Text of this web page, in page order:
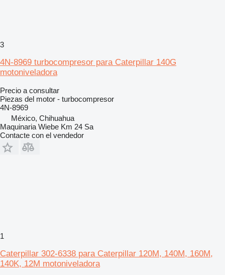
3
4N-8969 turbocompresor para Caterpillar 140G
motoniveladora
Precio a consultar
Piezas del motor - turbocompresor
4N-8969
México, Chihuahua
Maquinaria Wiebe Km 24 Sa
Contacte con el vendedor
1
Caterpillar 302-6338 para Caterpillar 120M, 140M, 160M,
140K, 12M motoniveladora